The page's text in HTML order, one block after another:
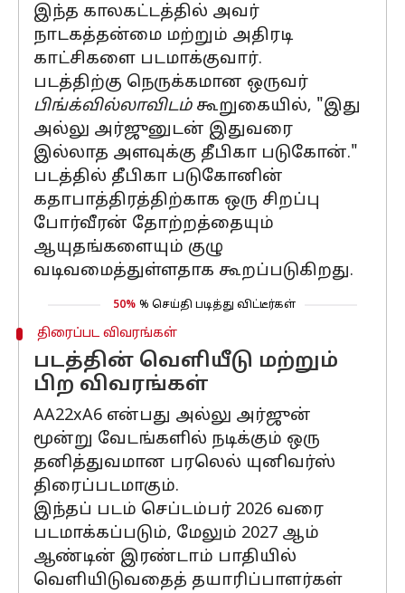
இந்த காலகட்டத்தில் அவர்
நாடகத்தன்மை மற்றும் அதிரடி
காட்சிகளை படமாக்குவார்.
படத்திற்கு நெருக்கமான ஒருவர்
பிங்க்வில்லாவிடம்கூறுகையில், "இது
அல்லு அர்ஜுனுடன் இதுவரை
இல்லாத அளவுக்கு தீபிகா படுகோன்."
படத்தில் தீபிகா படுகோனின்
கதாபாத்திரத்திற்காக ஒரு சிறப்பு
போர்வீரன் தோற்றத்தையும்
ஆயுதங்களையும் குழு
வடிவமைத்துள்ளதாக கூறப்படுகிறது.
50% % செய்தி படித்து விட்டீர்கள்
திரைப்பட விவரங்கள்
படத்தின் வெளியீடு மற்றும்
பிற விவரங்கள்
AA22xA6 என்பது அல்லு அர்ஜுன்
மூன்று வேடங்களில் நடிக்கும் ஒரு
தனித்துவமான பரலெல் யுனிவர்ஸ்
திரைப்படமாகும்.
இந்தப் படம் செப்டம்பர் 2026 வரை
படமாக்கப்படும், மேலும் 2027 ஆம்
ஆண்டின் இரண்டாம் பாதியில்
வெளியிடுவதைத் தயாரிப்பாளர்கள்